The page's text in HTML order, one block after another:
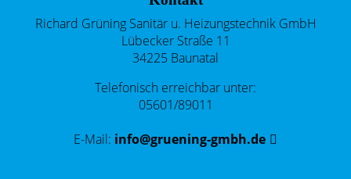
Richard Grüning Sanitär u. Heizungstechnik GmbH
Lübecker Straße 11
34225 Baunatal
Telefonisch erreichbar unter:
05601/89011
E-Mail: info@gruening-gmbh.de